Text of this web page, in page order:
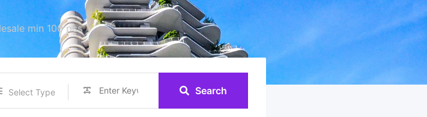
min 100 pcs
Select Type Search